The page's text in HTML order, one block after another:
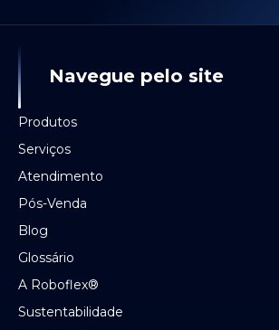
Navegue pelo site
Produtos
Serviços
Atendimento
Pós-Venda
Blog
Glossário
A Roboflex®
Sustentabilidade